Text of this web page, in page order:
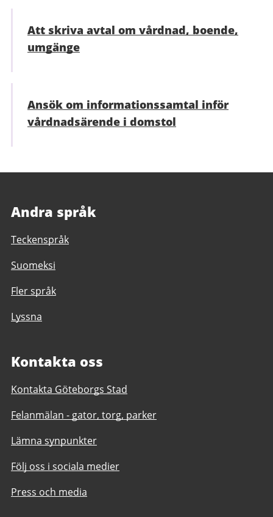
Att skriva avtal om vårdnad, boende,
umgänge
Ansök om informationssamtal inför
vårdnadsärende i domstol
Andra språk
Teckenspråk
Suomeksi
Fler språk
Lyssna
Kontakta oss
Kontakta Göteborgs Stad
Felanmälan - gator, torg, parker
Lämna synpunkter
Följ oss i sociala medier
Press och media